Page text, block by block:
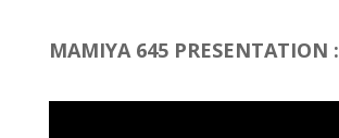
MAMIYA 645 PRESENTATION :